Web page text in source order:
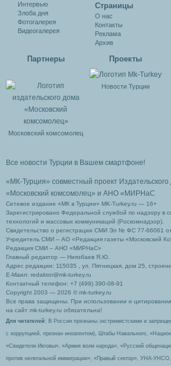
Интервью
Злоба дня
Фотогалерея
Видеогалерея
Cтраницы
О нас
Контакты
Реклама
Архив
Партнеры
Московский комсомолец
Проекты
Новости Турции
Все новости Турции в Вашем смартфоне!
«МК-Турция» совместный проект
«Московский комсомолец» и АНО «МИРНаС
Сетевое издание «МК в Турции» MK-Turkey.ru — 16+
Зарегистрировано Федеральной службой по надзору в
технологий и массовых коммуникаций (Роскомнадзор).
Свидетельство о регистрации СМИ Эл № ФС 77-66061
Учредитель СМИ – АО «Редакция газеты «Московский
Редакция СМИ – АНО «МИРНаС»
Главный редактор — Ниязбаев Я.Ю.
Адрес редакции: 115035 , ул. Пятницкая, дом 25,
Е-Маил: redaktor@mk-turkey.ru
Контактный телефон: +7 (499) 390-08-91
Copyright 2003 — 2026 © mk-turkey.ru
Все права защищены. При использовании и
на сайт mk-turkey.ru обязательна!
Для читателей : В России признаны экстремистскими и
с коррупцией, признан иноагентом), Штабы Навального,
«Свидетели Иеговы», «Армия воли народа», «Русский
против нелегальной иммиграции», «Правый сектор», УНА-